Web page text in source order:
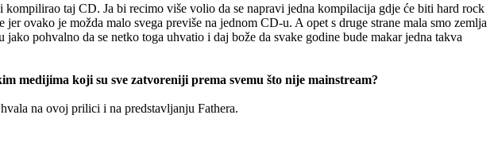
taj CD. Ja bi recimo više volio da se napravi jedna kompilacija gdje će biti hard rock
ovako je možda malo svega previše na jednom CD-u. A opet s druge strane mala smo zemlja
pohvalno da se netko toga uhvatio i daj bože da svake godine bude makar jedna takva
medijima koji su sve zatvoreniji prema svemu što nije mainstream?
na ovoj prilici i na predstavljanju Fathera.